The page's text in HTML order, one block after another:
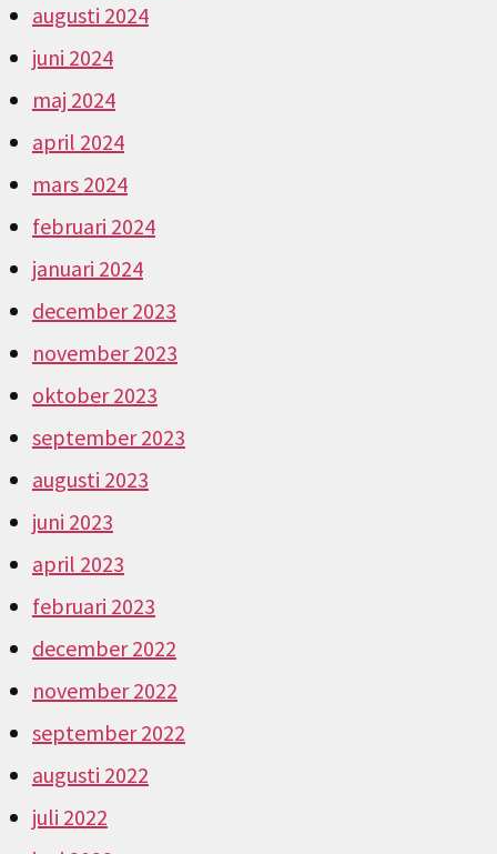
augusti 2024
juni 2024
maj 2024
april 2024
mars 2024
februari 2024
januari 2024
december 2023
november 2023
oktober 2023
september 2023
augusti 2023
juni 2023
april 2023
februari 2023
december 2022
november 2022
september 2022
augusti 2022
juli 2022